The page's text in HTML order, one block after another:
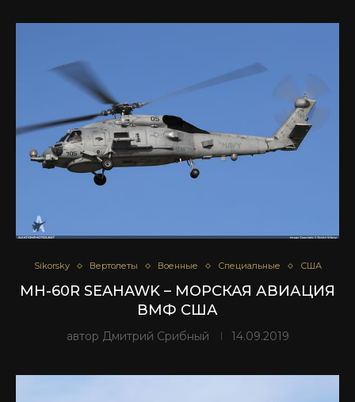
Sikorsky Вертолеты Военные Специальные США
MH-60R SEAHAWK – МОРСКАЯ АВИАЦИЯ
ВМФ США
автор Дмитрий Срибный 14.09.2019